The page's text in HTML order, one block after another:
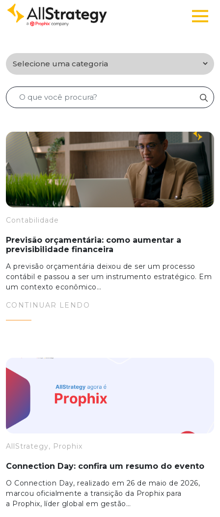
Contabilidade
Previsão orçamentária: como aumentar a
previsibilidade financeira
A previsão orçamentária deixou de ser um processo
contábil e passou a ser um instrumento estratégico. Em
um contexto econômico…
CONTINUAR LENDO
AllStrategy, Prophix
Connection Day: confira um resumo do evento
O Connection Day, realizado em 26 de maio de 2026,
marcou oficialmente a transição da Prophix para
a Prophix, líder global em gestão…